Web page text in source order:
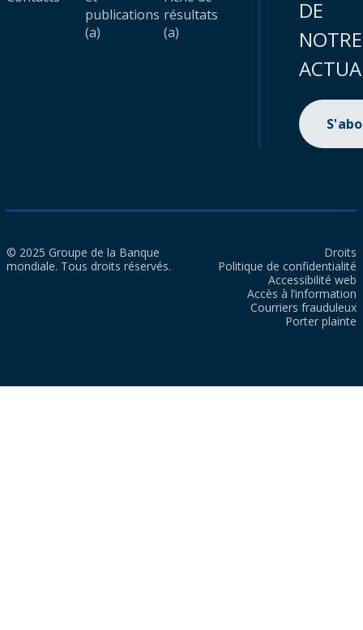
publications
(a)
résultats
(a)
DE
NOTRE
© 2025 Groupe de la Banque
mondiale. Tous droits réservés.
Droits
Politique de confidentialité
Accessibilité web
Accès à l’information
Courriers frauduleux
Porter plainte